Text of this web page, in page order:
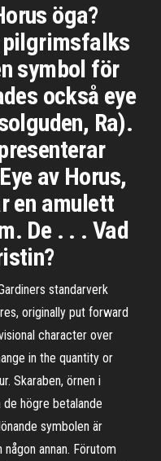
öga?
symbol för
också eye
Ra).
av Horus,
en amulett
De . . . Vad
standarverk
originally put forward
character over
in the quantity or
Skaraben, örnen i
de högre betalande
symbolen är
annan. Förutom